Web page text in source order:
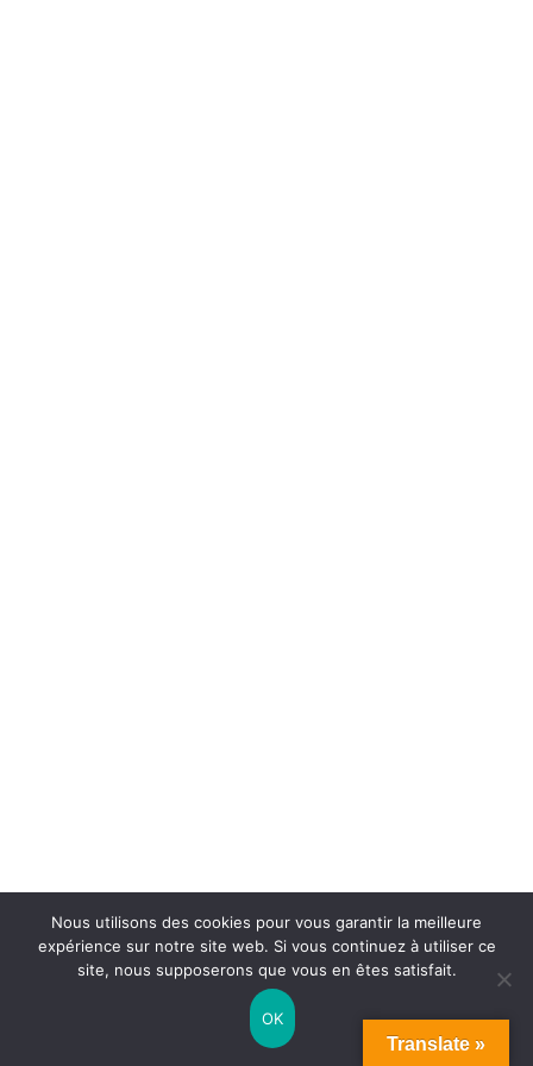
Translate »
Nous utilisons des cookies pour vous garantir la meilleure
expérience sur notre site web. Si vous continuez à utiliser ce
site, nous supposerons que vous en êtes satisfait.
OK